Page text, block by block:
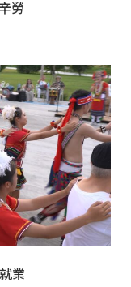
勞
業